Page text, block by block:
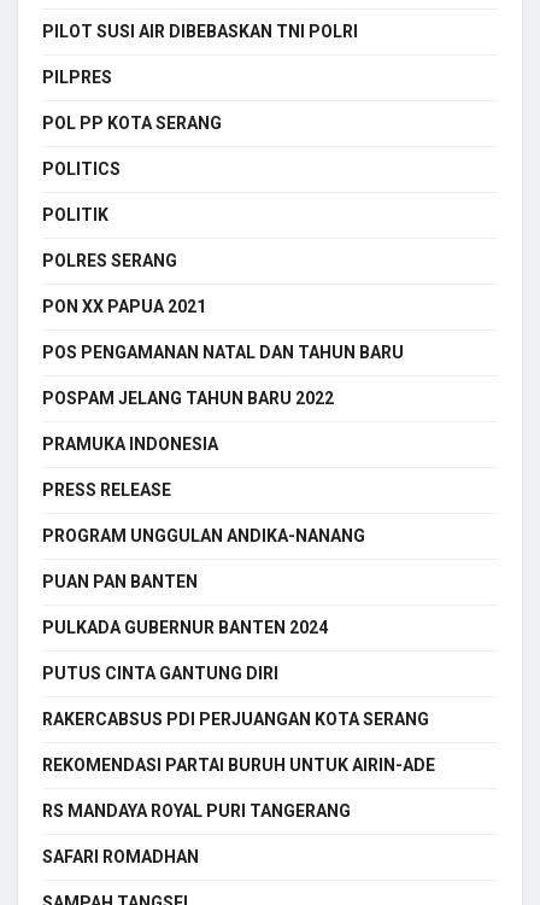
PILOT SUSI AIR DIBEBASKAN TNI POLRI
PILPRES
POL PP KOTA SERANG
POLITICS
POLITIK
POLRES SERANG
PON XX PAPUA 2021
POS PENGAMANAN NATAL DAN TAHUN BARU
POSPAM JELANG TAHUN BARU 2022
PRAMUKA INDONESIA
PRESS RELEASE
PROGRAM UNGGULAN ANDIKA-NANANG
PUAN PAN BANTEN
PULKADA GUBERNUR BANTEN 2024
PUTUS CINTA GANTUNG DIRI
RAKERCABSUS PDI PERJUANGAN KOTA SERANG
REKOMENDASI PARTAI BURUH UNTUK AIRIN-ADE
RS MANDAYA ROYAL PURI TANGERANG
SAFARI ROMADHAN